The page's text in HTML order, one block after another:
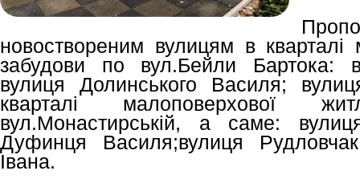
новоствореним вулицям в кварталі
забудови по вул.Бейли Бартока:
вулиця Долинського Василя;
кварталі малоповерхової
вул.Монастирській, а саме:
Дуфинця Василя;вулиця
Івана.